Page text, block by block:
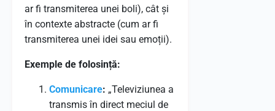
ar fi transmiterea unei boli), cât și
în contexte abstracte (cum ar fi
transmiterea unei idei sau emoții).
Exemple de folosință:
Comunicare: „Televiziunea a
transmis în direct meciul de